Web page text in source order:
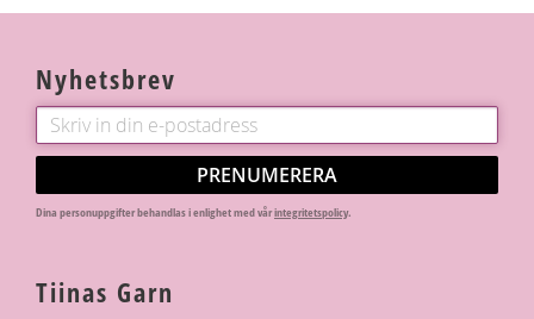
Nyhetsbrev
PRENUMERERA
Dina personuppgifter behandlas i enlighet med vårintegritetspolicy.
Tiinas Garn